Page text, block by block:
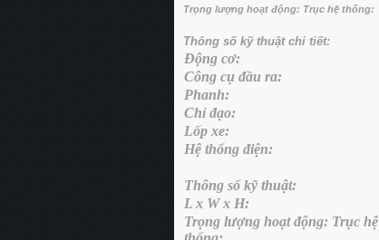
Trọng lượng hoạt động: Trục hệ thống:
Thông số kỹ thuật chi tiết:
Động cơ:
Công cụ đầu ra:
Phanh:
Chỉ đạo:
Lốp xe:
Hệ thống điện:
Thông số kỹ thuật:
L x W x H:
Trọng lượng hoạt động: Trục hệ